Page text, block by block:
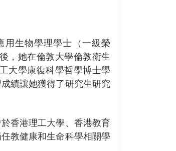
用生物學理學士（一級榮
，她在倫敦大學倫敦衛生
大學康復科學哲學博士學
績讓她獲得了研究生研究
香港理工大學、香港教育
教健康和生命科學相關學